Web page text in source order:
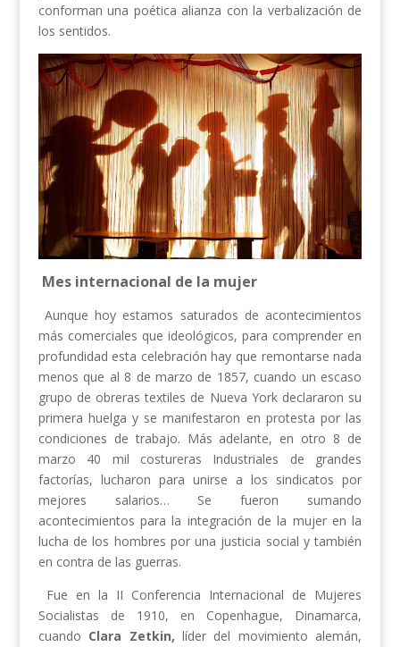
conforman una poética alianza con la verbalización de
los sentidos.
Mes internacional de la mujer
Aunque hoy estamos saturados de acontecimientos
más comerciales que ideológicos, para comprender en
profundidad esta celebración hay que remontarse nada
menos que al 8 de marzo de 1857, cuando un escaso
grupo de obreras textiles de Nueva York declararon su
primera huelga y se manifestaron en protesta por las
condiciones de trabajo. Más adelante, en otro 8 de
marzo 40 mil costureras Industriales de grandes
factorías, lucharon para unirse a los sindicatos por
mejores salarios… Se fueron sumando
acontecimientos para la integración de la mujer en la
lucha de los hombres por una justicia social y también
en contra de las guerras.
Fue en la II Conferencia Internacional de Mujeres
Socialistas de 1910, en Copenhague, Dinamarca,
cuando Clara Zetkin, líder del movimiento alemán,